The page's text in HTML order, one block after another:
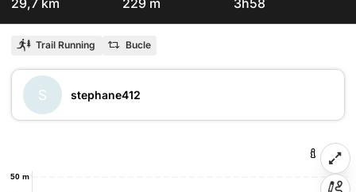
29,7 km 229 m 3h58
Trail Running Bucle
S stephane412
50 m